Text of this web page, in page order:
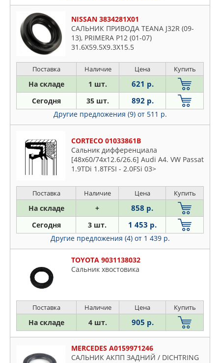
NTY
PAYEN
PEUGEOT
RENAULT
ROSTECO
STELLOX
SUBARU
SUZUKI
TORK
TOYOTA
VICTOR REINZ
VOLVO
Suzuki
Toyota
VW
Volvo
NISSAN 3834281X01
САЛЬНИК ПРИВОДА TEANA J32R (09-
13), PRIMERA P12 (01-07)
31.6X59.5X9.3X15.5
Поставка Наличие Цена Купить
На складе 1 шт. 621 р.
Сегодня 35 шт. 892 р.
Другие предложения (9) от 511 р.
CORTECO 01033861B
Сальник дифференциала
[48x60/74x12.6/26.6] Audi A4. VW Passat
1.9TDi 1.8TFSI - 2.0FSi 03>
Поставка Наличие Цена Купить
На складе + 858 р.
Сегодня 3 шт. 1 453 р.
Другие предложения (4) от 1 439 р.
TOYOTA 9031138032
Сальник хвостовика
Поставка Наличие Цена Купить
На складе 4 шт. 905 р.
MERCEDES A0159971246
САЛЬНИК АКПП ЗАДНИЙ / DICHTRING